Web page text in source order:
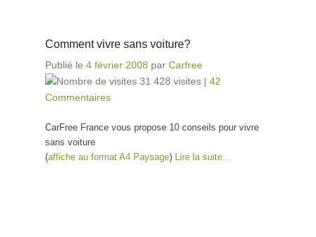
Comment vivre sans voiture?
Publié le 4 février 2008 par Carfree
31 428 visites | 42
Commentaires
CarFree France vous propose 10 conseils pour vivre
sans voiture
(affiche au format A4 Paysage) Lire la suite…